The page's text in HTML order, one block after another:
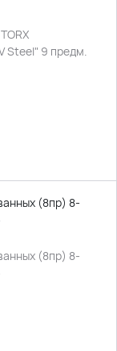
Steel" 9 предм.
(8пр) 8-
(8пр) 8-